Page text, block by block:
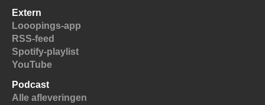
Extern
Looopings-app
RSS-feed
Spotify-playlist
YouTube
Podcast
Alle afleveringen